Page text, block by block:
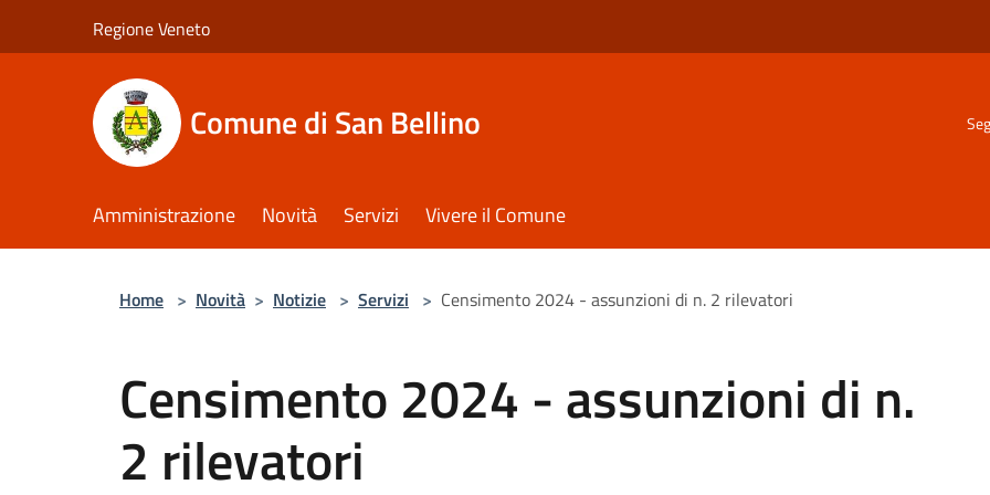
Regione Veneto
Comune di San Bellino
Amministrazione Novità Servizi Vivere il Comune
Home > Novità > Notizie > Servizi > Censimento 2024 - assunzioni di n. 2 rilevatori
Censimento 2024 - assunzioni di n.
2 rilevatori